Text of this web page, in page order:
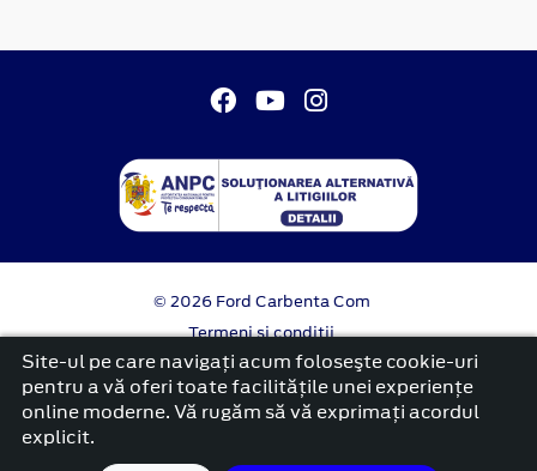
© 2026 Ford Carbenta Com
Termeni si conditii
Confidentialitate
Politica cookies
platformă dezvoltată de Workleto
Site-ul pe care navigați acum foloseşte cookie-uri
pentru a vă oferi toate facilitățile unei experiențe
online moderne. Vă rugăm să vă exprimați acordul
explicit.